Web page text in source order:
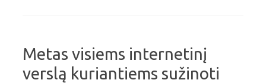
Metas visiems internetinį
verslą kuriantiems sužinoti